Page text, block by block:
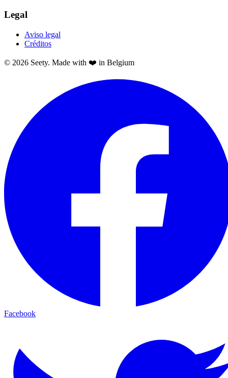
Legal
Aviso legal
Créditos
© 2026 Seety. Made with ❤️ in Belgium
Facebook